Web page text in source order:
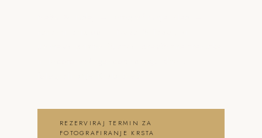
REZERVIRAJ TERMIN ZA
FOTOGRAFIRANJE KRSTA